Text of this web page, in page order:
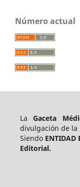
Número actual
LaGaceta
divulgación de la
Siendo ENTIDAD
Editorial.